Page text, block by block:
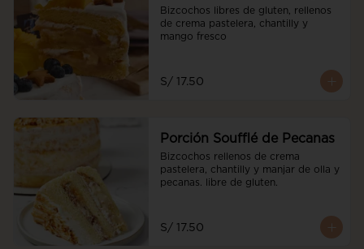
Bizcochos libres de gluten, rellenos
de crema pastelera, chantilly y
mango fresco
S/ 17.50
Porción Soufflé de Pecanas
Bizcochos rellenos de crema
pastelera, chantilly y manjar de olla y
pecanas. libre de gluten.
S/ 17.50